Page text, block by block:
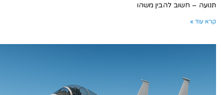
תנועה – חשוב להבין משהו
קרא עוד »